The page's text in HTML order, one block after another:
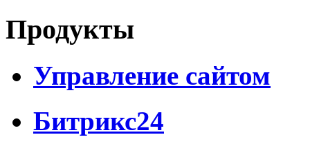
Продукты
Управление сайтом
Битрикс24